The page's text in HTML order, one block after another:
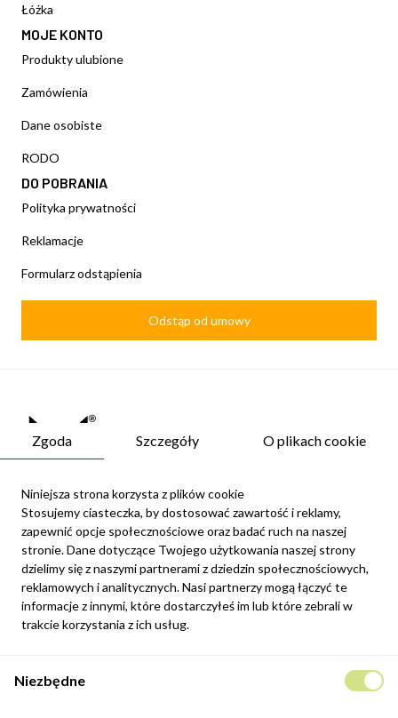
Łóżka
MOJE KONTO
Produkty ulubione
Zamówienia
Dane osobiste
RODO
DO POBRANIA
Polityka prywatności
Reklamacje
Formularz odstąpienia
Odstąp od umowy
Newsletter
Możesz zrezygnować w każdej chwili. W tym celu należy odnaleźć
szczegóły w naszej informacji prawnej.
Zapisz się
internetowego.
Zgoda Szczegóły O plikach cookie
Niniejsza strona korzysta z plików cookie
Stosujemy ciasteczka, by dostosować zawartość i reklamy,
zapewnić opcje społecznościowe oraz badać ruch na naszej
stronie. Dane dotyczące Twojego użytkowania naszej strony
dzielimy się z naszymi partnerami z dziedzin społecznościowych,
reklamowych i analitycznych. Nasi partnerzy mogą łączyć te
informacje z innymi, które dostarczyłeś im lub które zebrali w
trakcie korzystania z ich usług.
Niezbędne